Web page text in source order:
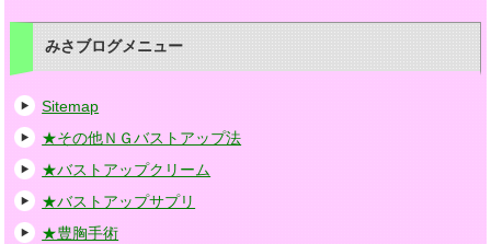
みさブログメニュー
Sitemap
★その他ＮＧバストアップ法
★バストアップクリーム
★バストアップサプリ
★豊胸手術